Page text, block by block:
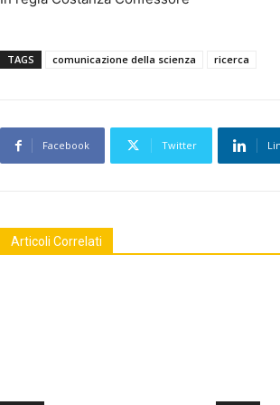
TAGS comunicazione della scienza ricerca
Facebook Twitter
Articoli Correlati